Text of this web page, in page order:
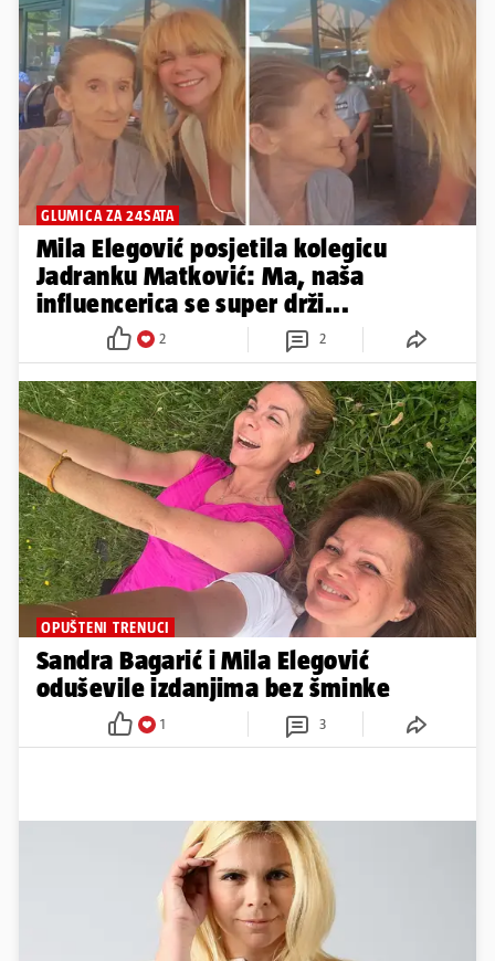
GLUMICA ZA 24SATA
Mila Elegović posjetila kolegicu
Jadranku Matković: Ma, naša
influencerica se super drži...
2
OPUŠTENI TRENUCI
Sandra Bagarić i Mila Elegović
oduševile izdanjima bez šminke
1 3
FOTO Danas je rođendan Mile
Elegović: Evo kako se poznata